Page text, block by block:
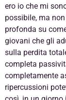
ero io che mi
possibile, ma
profonda su
giovani che gli
sulla perdita
completa
completamente
ripercussioni